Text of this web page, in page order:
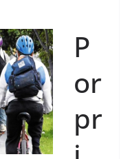
P
or
pr